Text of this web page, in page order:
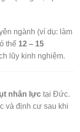
ngành (ví dụ: làm
thể 12 – 15
lũy kinh nghiệm.
nhân lực tại Đức.
và định cư sau khi